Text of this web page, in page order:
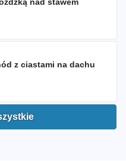
z ciastami na dachu